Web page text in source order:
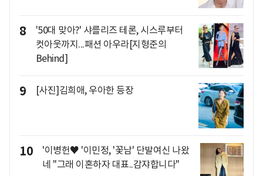
8
'50대 맞아?' 샤를리즈 테론, 시스루부터
컷아웃까지...패션 아우라[지형준의
Behind]
9 [사진]김희애, 우아한 등장
10
'이병헌♥ '이민정, '꽃남' 단발여신 나왔
네 "그래 이혼하자 대표..감쟈합니다"